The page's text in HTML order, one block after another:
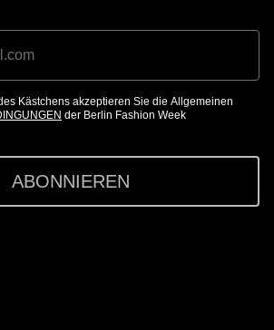
Kästchens akzeptieren Sie die Allgemeinen
der Berlin Fashion Week
ABONNIEREN